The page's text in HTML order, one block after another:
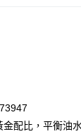
銀行
金配比，平衡油